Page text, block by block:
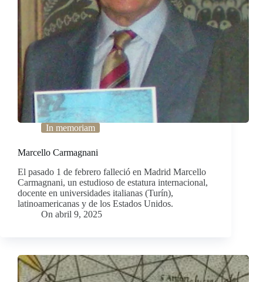
In memoriam
Marcello Carmagnani
El pasado 1 de febrero falleció en Madrid Marcello
Carmagnani, un estudioso de estatura internacional,
docente en universidades italianas (Turín),
latinoamericanas y de los Estados Unidos.
On abril 9, 2025